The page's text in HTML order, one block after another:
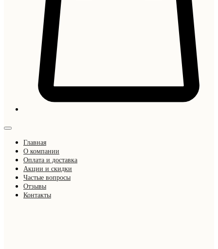
Главная
О компании
Оплата и доставка
Акции и скидки
Частые вопросы
Отзывы
Контакты